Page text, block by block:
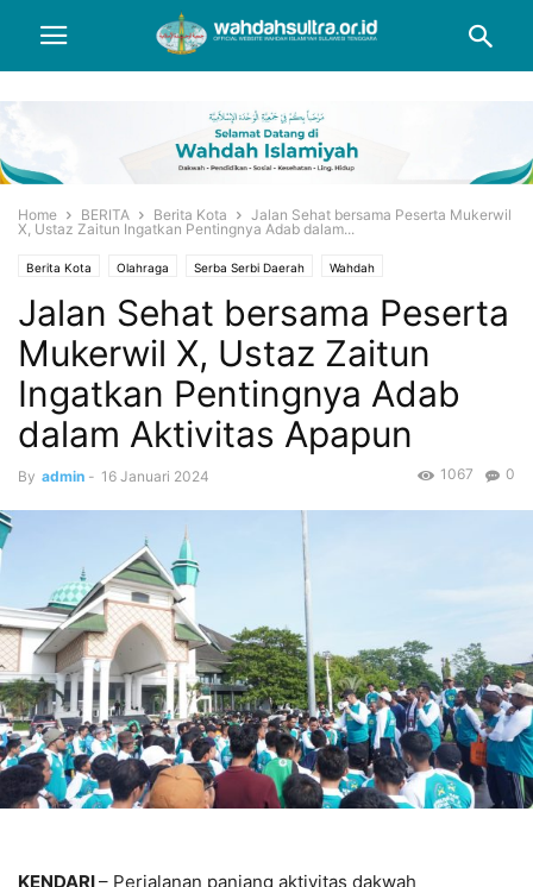
Home BERITA Berita Kota
Jalan Sehat bersama Peserta Mukerwil
X, Ustaz Zaitun Ingatkan Pentingnya Adab dalam...
Berita Kota Olahraga Serba Serbi Daerah Wahdah
Jalan Sehat bersama Peserta
Mukerwil X, Ustaz Zaitun
Ingatkan Pentingnya Adab
dalam Aktivitas Apapun
By admin - 16 Januari 2024 0
1067
KENDARI– Perjalanan panjang aktivitas dakwah